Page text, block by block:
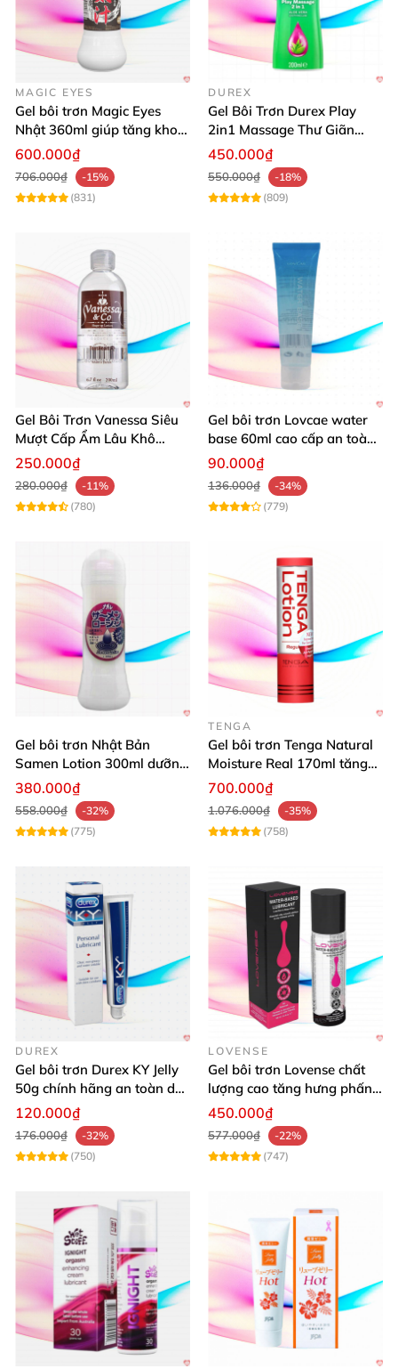
MAGIC EYES
Gel bôi trơn Magic Eyes
Nhật 360ml giúp tăng khoái
cảm, an toàn
600.000₫
706.000₫
-15%
(831)
DUREX
Gel Bôi Trơn Durex Play
2in1 Massage Thư Giãn
Hấp Dẫn 200ml
450.000₫
550.000₫
-18%
(809)
Gel Bôi Trơn Vanessa Siêu
Mượt Cấp Ẩm Lâu Khô
200ml Nhật Bản
250.000₫
280.000₫
-11%
(780)
Gel bôi trơn Lovcae water
base 60ml cao cấp an toàn
dễ chịu
90.000₫
136.000₫
-34%
(779)
Gel bôi trơn Nhật Bản
Samen Lotion 300ml dưỡng
ẩm tăng khoái cảm
380.000₫
558.000₫
-32%
(775)
TENGA
Gel bôi trơn Tenga Natural
Moisture Real 170ml tăng
khoái cảm
700.000₫
1.076.000₫
-35%
(758)
DUREX
Gel bôi trơn Durex KY Jelly
50g chính hãng an toàn dễ
dùng
120.000₫
176.000₫
-32%
(750)
LOVENSE
Gel bôi trơn Lovense chất
lượng cao tăng hưng phấn
oral sex
450.000₫
577.000₫
-22%
(747)